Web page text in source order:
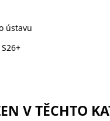
ústavu
V TĚCHTO